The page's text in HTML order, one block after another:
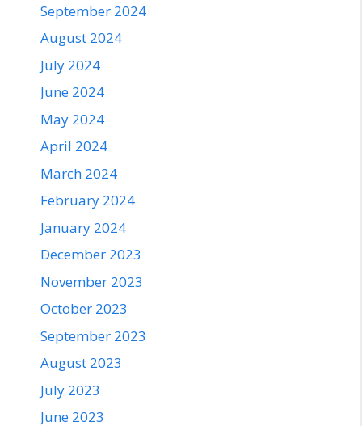
September 2024
August 2024
July 2024
June 2024
May 2024
April 2024
March 2024
February 2024
January 2024
December 2023
November 2023
October 2023
September 2023
August 2023
July 2023
June 2023